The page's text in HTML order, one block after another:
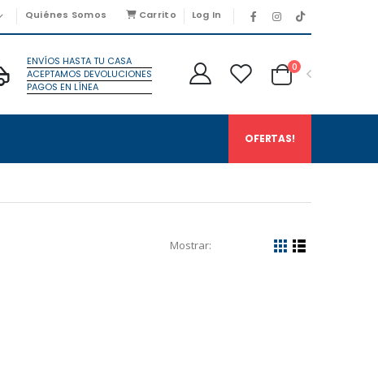
Quiénes Somos Carrito Log In
ENVÍOS HASTA TU CASA
ACEPTAMOS DEVOLUCIONES
PAGOS EN LÍNEA
0
OFERTAS!
Mostrar: